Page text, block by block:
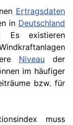
Ertragsdaten
in Deutschland
existieren
Niveau der
im häufiger
bzw. für
muss